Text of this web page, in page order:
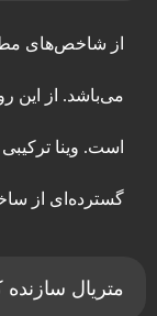
از شاخص‌های
می‌باشد. از این
است. وینا
گسترده‌ای از
متریال سازنده